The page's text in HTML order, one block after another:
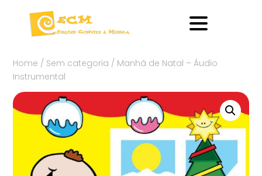
Home / Sem categoria / Manhã de Natal – Áudio
Instrumental